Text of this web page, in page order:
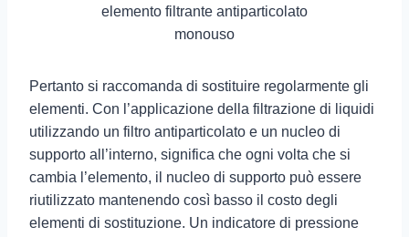
elemento filtrante antiparticolato
monouso
Pertanto si raccomanda di sostituire regolarmente gli
elementi. Con l’applicazione della filtrazione di liquidi
utilizzando un filtro antiparticolato e un nucleo di
supporto all’interno, significa che ogni volta che si
cambia l’elemento, il nucleo di supporto può essere
riutilizzato mantenendo così basso il costo degli
elementi di sostituzione. Un indicatore di pressione